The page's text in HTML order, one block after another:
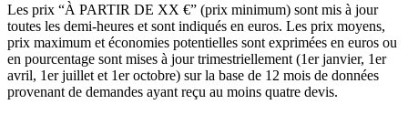
Les prix “À PARTIR DE XX €” (prix minimum) sont mis à jour
toutes les demi-heures et sont indiqués en euros. Les prix moyens,
prix maximum et économies potentielles sont exprimées en euros ou
en pourcentage sont mises à jour trimestriellement (1er janvier, 1er
avril, 1er juillet et 1er octobre) sur la base de 12 mois de données
provenant de demandes ayant reçu au moins quatre devis.